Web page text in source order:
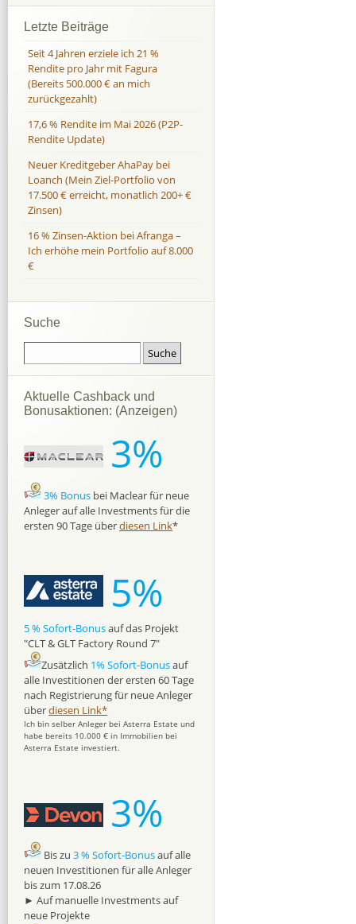
Letzte Beiträge
Seit 4 Jahren erziele ich 21 %
Rendite pro Jahr mit Fagura
(Bereits 500.000 € an mich
zurückgezahlt)
17,6 % Rendite im Mai 2026 (P2P-
Rendite Update)
Neuer Kreditgeber AhaPay bei
Loanch (Mein Ziel-Portfolio von
17.500 € erreicht, monatlich 200+ €
Zinsen)
16 % Zinsen-Aktion bei Afranga –
Ich erhöhe mein Portfolio auf 8.000
€
Suche
Aktuelle Cashback und
Bonusaktionen: (Anzeigen)
3%
3% Bonus bei Maclear für neue
Anleger auf alle Investments für die
ersten 90 Tage überdiesen Link*
5%
5 % Sofort-Bonusauf das Projekt
"CLT & GLT Factory Round 7"
Zusätzlich 1% Sofort-Bonusauf
alle Investitionen der ersten 60 Tage
nach Registrierung für neue Anleger
überdiesen Link*
Ich bin selber Anleger bei Asterra Estate und
habe bereits 10.000 € in Immobilien bei
Asterra Estate investiert.
3%
Bis zu 3 % Sofort-Bonusauf alle
neuen Investitionen für alle Anleger
bis zum 17.08.26
► Auf manuelle Investments auf
neue Projekte